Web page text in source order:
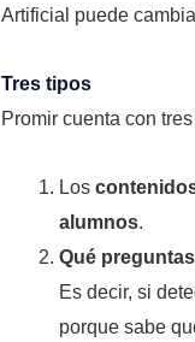
Artificial puede
Tres tipos
Promir cuenta con
Los
alumnos.
Qué
Es decir, si
porque sabe